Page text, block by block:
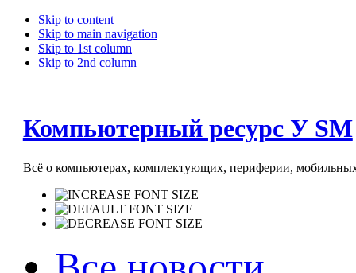
Skip to content
Skip to main navigation
Skip to 1st column
Skip to 2nd column
Компьютерный ресурс У SM
Всё о компьютерах, комплектующих, периферии, мобильных